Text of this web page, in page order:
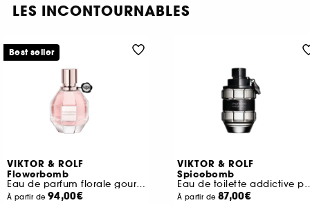
LES INCONTOURNABLES
VIKTOR & ROLF
Flowerbomb
Eau de parfum florale gourmande pour elle
À partir de 94,00€
Best seller
VIKTOR & ROLF
Spicebomb
Eau de toilette
À partir de 87,00€